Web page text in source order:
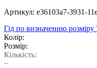
Артикул: e36103a7-3931-
Гід по визначенню розміру
Колір:
Розмір:
Кількість:
−